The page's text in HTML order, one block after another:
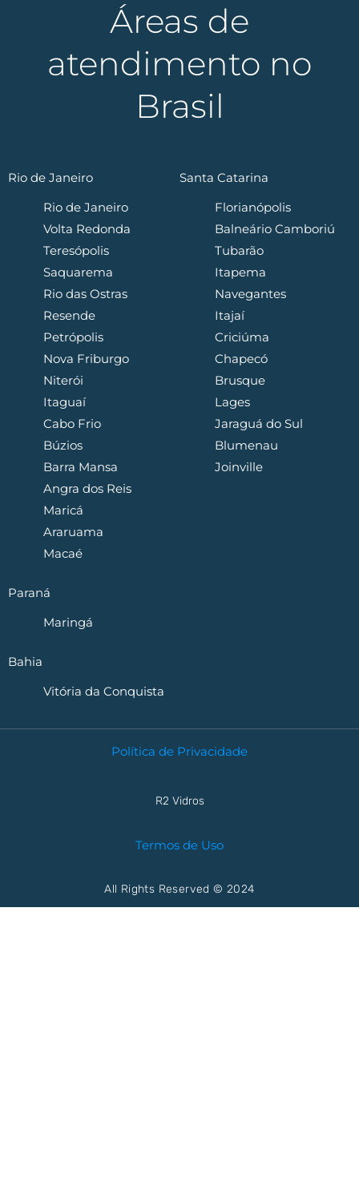
Áreas de
atendimento no
Brasil
Rio de Janeiro
Rio de Janeiro
Volta Redonda
Teresópolis
Saquarema
Rio das Ostras
Resende
Petrópolis
Nova Friburgo
Niterói
Itaguaí
Cabo Frio
Búzios
Barra Mansa
Angra dos Reis
Maricá
Araruama
Macaé
Santa Catarina
Florianópolis
Balneário Camboriú
Tubarão
Itapema
Navegantes
Itajaí
Criciúma
Chapecó
Brusque
Lages
Jaraguá do Sul
Blumenau
Joinville
Paraná
Maringá
Bahia
Vitória da Conquista
Política de Privacidade
R2 Vidros
Termos de Uso
All Rights Reserved © 2024